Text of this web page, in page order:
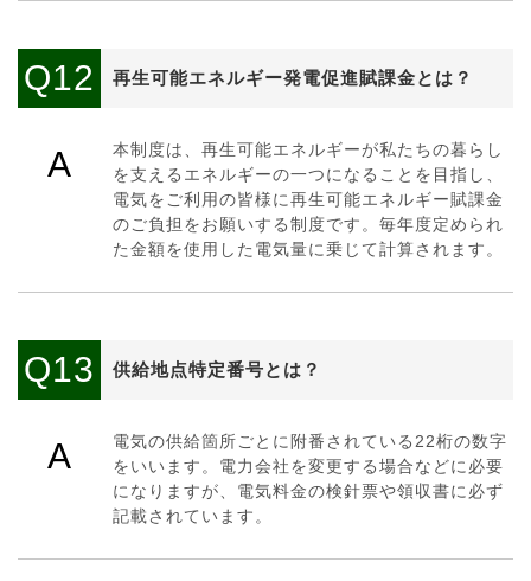
Q12 再生可能エネルギー発電促進賦課金とは？
A
本制度は、再生可能エネルギーが私たちの暮らし
を支えるエネルギーの一つになることを目指し、
電気をご利用の皆様に再生可能エネルギー賦課金
のご負担をお願いする制度です。毎年度定められ
た金額を使用した電気量に乗じて計算されます。
Q13 供給地点特定番号とは？
A
電気の供給箇所ごとに附番されている22桁の数字
をいいます。電力会社を変更する場合などに必要
になりますが、電気料金の検針票や領収書に必ず
記載されています。